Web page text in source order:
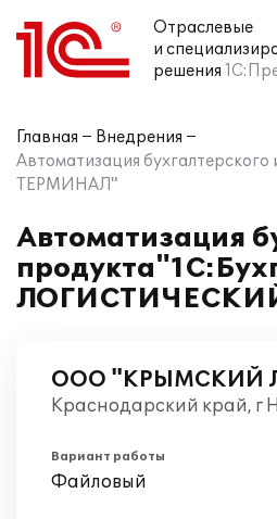
Отраслевые
и
решения
Главная
Внедрения
Автоматизация
ТЕРМИНАЛ"
Автоматизация
ООО "КРЫМСКИЙ
Краснодарский край, г
Вариант работы
Файловый